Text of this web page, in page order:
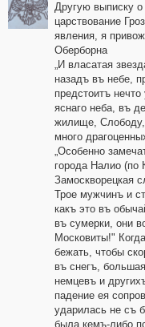
Другую выписку о
царствование
явления, я
Оберборна
„И власатая
назадъ въ небе,
предстоитъ
яснаго неба, въ
жилище, Слободу,
много
„Особенно
города Налио (по
Замоскворецкая
Трое мужчинъ и
какъ это въ
въ сумерки, они
Московиты!"
бежать, чтобы
въ снегъ,
немцевъ и
падениe ея
ударилась не съ
была кемъ-либо